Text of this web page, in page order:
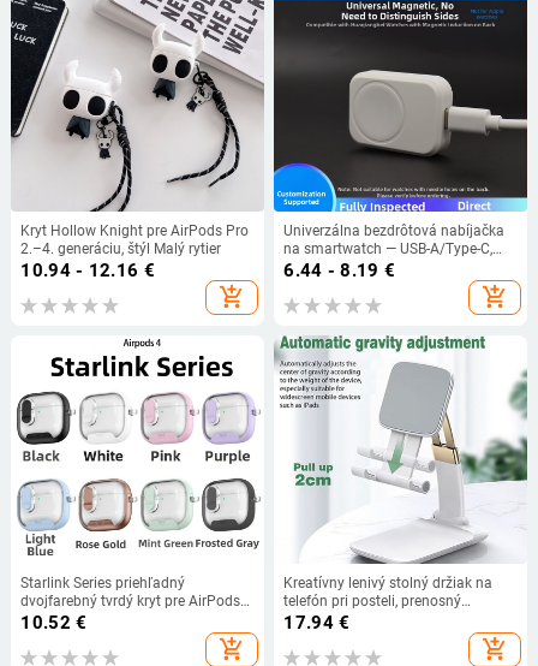
Kryt Hollow Knight pre AirPods Pro
2.–4. generáciu, štýl Malý rytier
10.94 - 12.16 €
add_shopping_cart
Univerzálna bezdrôtová nabíjačka
na smartwatch — USB-A/Type-C,
univerzálna kompatibilita,
6.44 - 8.19 €
add_shopping_cart
Starlink Series priehľadný
dvojfarebný tvrdý kryt pre AirPods
Pro 2. generáciu
10.52 €
add_shopping_cart
Kreatívny lenivý stolný držiak na
telefón pri posteli, prenosný
multifunkčný skladací teleskopický
zliatiny
17.94€
add_shopping_cart